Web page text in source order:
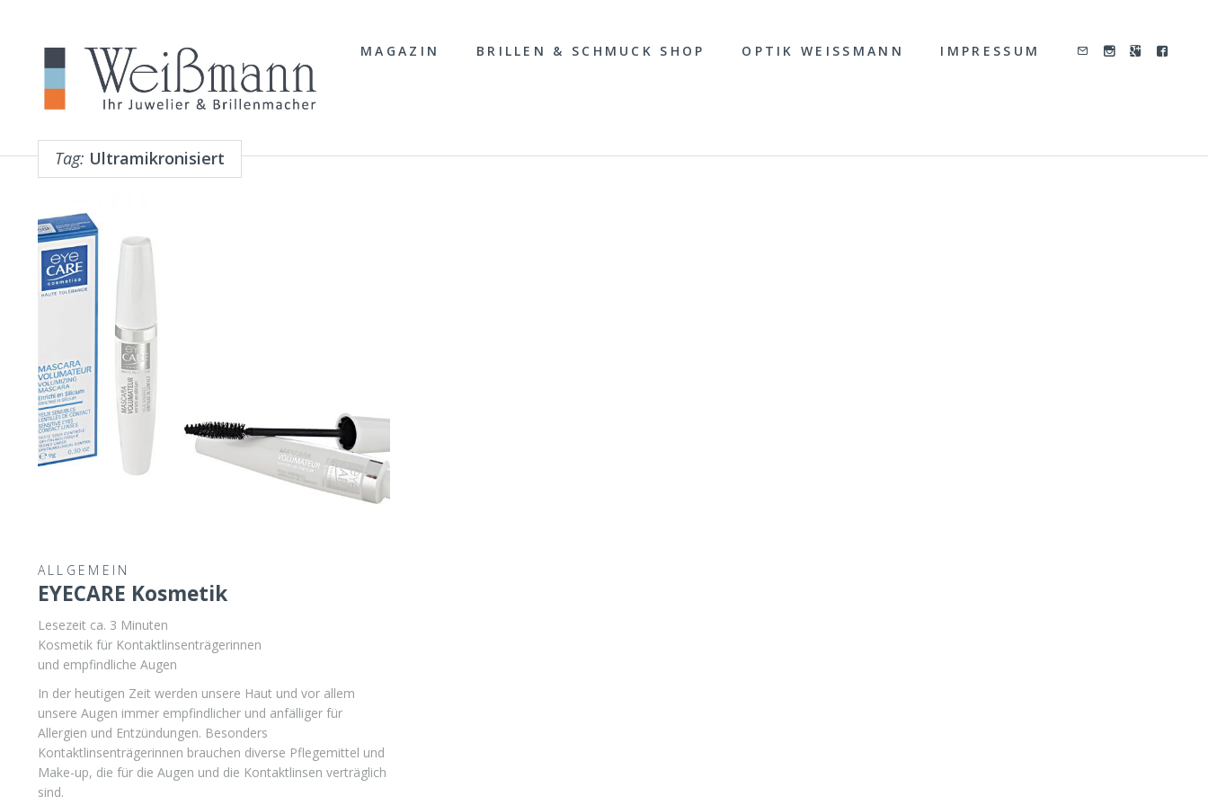
MAGAZIN BRILLEN & SCHMUCK SHOP OPTIK WEISSMANN IMPRESSUM
Tag: Ultramikronisiert
ALLGEMEIN
EYECARE Kosmetik
Lesezeit ca. 3 Minuten
Kosmetik für Kontaktlinsenträgerinnen
und empfindliche Augen
In der heutigen Zeit werden unsere Haut und vor allem
unsere Augen immer empfindlicher und anfälliger für
Allergien und Entzündungen. Besonders
Kontaktlinsenträgerinnen brauchen diverse Pflegemittel und
Make-up, die für die Augen und die Kontaktlinsen verträglich
sind.